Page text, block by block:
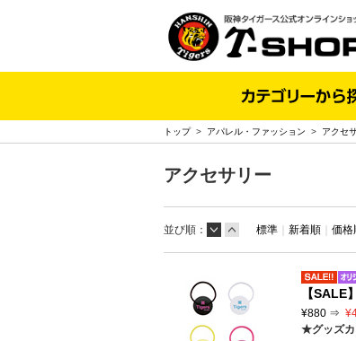
トップ> アパレル・ファッション > アクセ
アクセサリー
並び順： 標準 ｜ 新着順 ｜ 価格
【SALE
¥880 ⇒
★グッズカ